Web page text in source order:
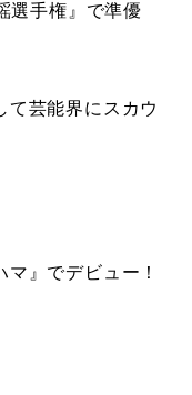
選手権』で準優
て芸能界にスカウ
マ 』でデビュー！